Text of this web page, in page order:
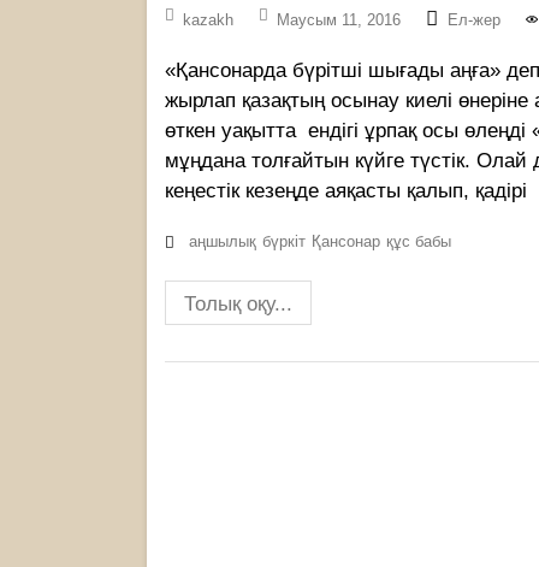
kazakh Маусым 11, 2016 Ел-жер
«Қансонарда бүрітші шығады аңға»
жырлап қазақтың осынау киелі
өткен уақытта ендігі ұрпақ осы
мұңдана толғайтын күйге түстік. Олай
кеңестік кезеңде аяқасты қалып, қадірі
аңшылық бүркіт Қансонар құс бабы
Толық оқу...